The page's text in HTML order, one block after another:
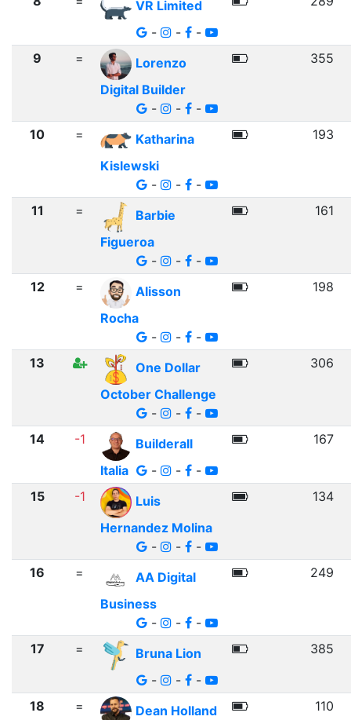
VR Limited
-
- -
9 =
Lorenzo
Digital Builder
-
- -
355
10 =
Katharina
Kislewski
-
- -
193
11 =
Barbie
Figueroa
-
- -
161
12 =
Alisson
Rocha
-
- -
198
13
One Dollar
October Challenge
-
- -
306
14 -1
Builderall
Italia
- - -
167
15 -1
Luis
Hernandez Molina
-
- -
134
16 =
AA Digital
Business
-
- -
249
17 =
Bruna Lion
-
- -
385
18 =
Dean Holland
110